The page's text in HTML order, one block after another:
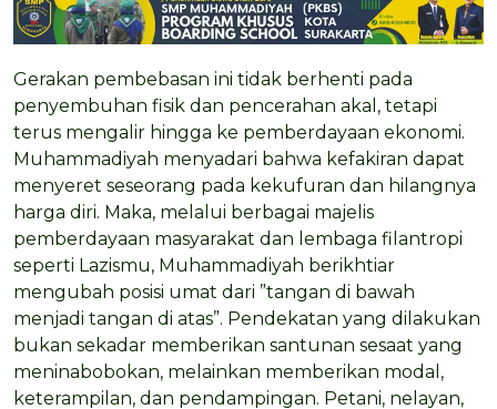
Gerakan pembebasan ini tidak berhenti pada
penyembuhan fisik dan pencerahan akal, tetapi
terus mengalir hingga ke pemberdayaan ekonomi.
Muhammadiyah menyadari bahwa kefakiran dapat
menyeret seseorang pada kekufuran dan hilangnya
harga diri. Maka, melalui berbagai majelis
pemberdayaan masyarakat dan lembaga filantropi
seperti Lazismu, Muhammadiyah berikhtiar
mengubah posisi umat dari ”tangan di bawah
menjadi tangan di atas”. Pendekatan yang dilakukan
bukan sekadar memberikan santunan sesaat yang
meninabobokan, melainkan memberikan modal,
keterampilan, dan pendampingan. Petani, nelayan,